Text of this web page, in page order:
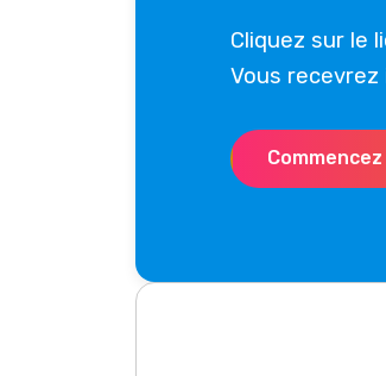
Cliquez sur le
Vous